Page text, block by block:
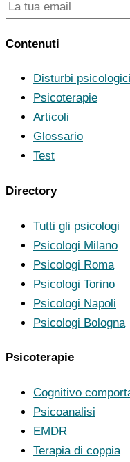
Contenuti
Disturbi psicologici
Psicoterapie
Articoli
Glossario
Test
Directory
Tutti gli psicologi
Psicologi Milano
Psicologi Roma
Psicologi Torino
Psicologi Napoli
Psicologi Bologna
Psicoterapie
Cognitivo
Psicoanalisi
EMDR
Terapia di coppia